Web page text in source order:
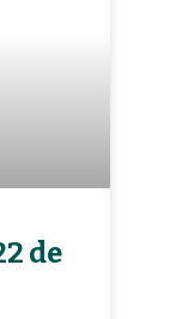
de